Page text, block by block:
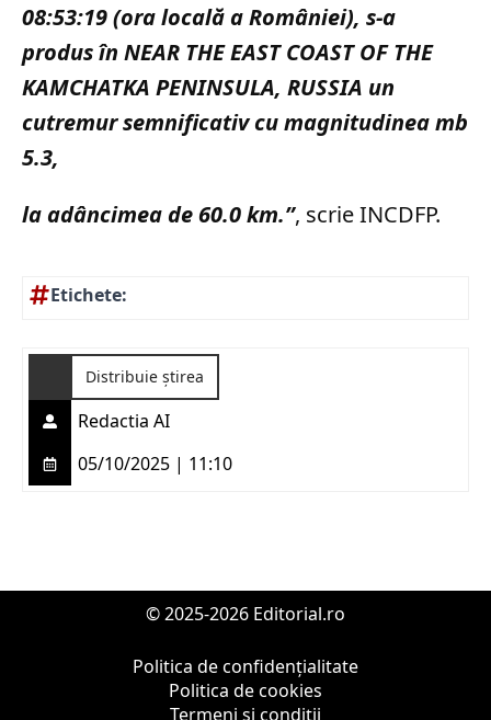
08:53:19 (ora locală a României), s-a
produs în NEAR THE EAST COAST OF THE
KAMCHATKA PENINSULA, RUSSIA un
cutremur semnificativ cu magnitudinea mb
5.3,
la adâncimea de 60.0 km.”, scrie INCDFP.
Etichete:
Distribuie știrea
Redactia AI
05/10/2025 | 11:10
© 2025-2026 Editorial.ro
Politica de confidențialitate
Politica de cookies
Termeni și condiții